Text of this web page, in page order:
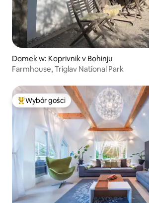
Domek w: Koprivnik v Bohinju
Farmhouse, Triglav National Park
Najpopularniejsze z kategorii Wybór gości
Wybór gości